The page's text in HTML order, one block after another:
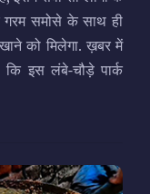
गरम समोसे के साथ ही
खाने को मिलेगा. ख़बर में
इस लंबे-चौड़े पार्क